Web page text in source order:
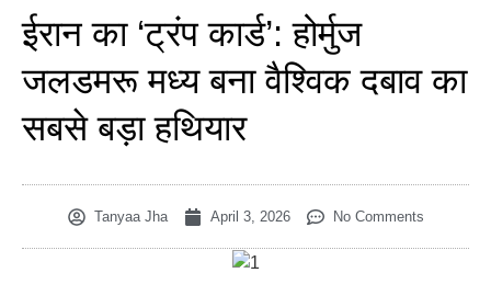
ईरान का ‘ट्रंप कार्ड’: होर्मुज
जलडमरू मध्य बना वैश्विक दबाव का
सबसे बड़ा हथियार
Tanyaa Jha April 3, 2026 No Comments